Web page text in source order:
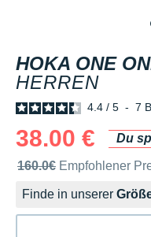
HOKA ONE
HERREN
4.4 / 5 - 7
38.00 €
Du
Unverbindliche
160.0€ Empfohlener
Finde in unserer